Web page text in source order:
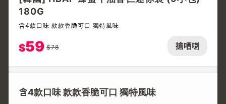
搶哂喇
180G
含4款口味 款款香脆可口 獨特風味
$59 $78
含4款口味 款款香脆可口 獨特風味